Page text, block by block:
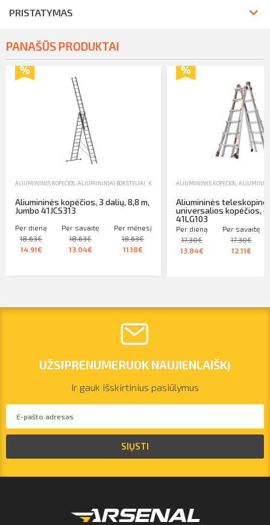
vilnius@arsenalrent.com
PRISTATYMAS
PANAŠŪS PRODUKTAI
ALIUMININĖS KOPĖČIOS ALIUMININIAI BOKŠTELIAI, KOPĖČIOS IR DĖŽĖS,NUOMA
Aliumininės kopėčios, 3 dalių, 8,8 m,
Jumbo 41JCS313
Per dieną
18.63€
14.91€
Per savaitę
18.63€
13.04€
Per mėnesį
18.63€
11.18€
ALIUMININĖS KOPĖČIOS,
Aliumininės
universalios kopėčios,
41LG103
Per dieną
17.30€
13.84€
Per savaitę
17.30€
12.11€
UŽSIPRENUMERUOK NAUJIENLAIŠKĮ
Ir gauk išskirtinius pasiūlymus
SIŲSTI